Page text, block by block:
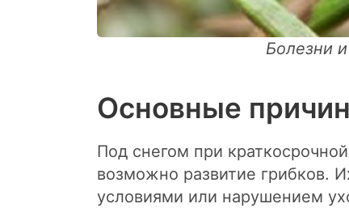
Болезни
Основные
Под снегом при
возможно развитие грибков.
условиями или нарушением